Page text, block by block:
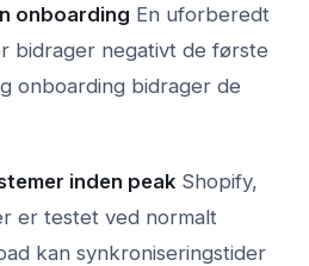
onboarding En uforberedt
bidrager negativt de første
onboarding bidrager de
inden peak Shopify,
er testet ved normalt
kan synkroniseringstider